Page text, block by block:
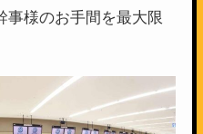
事様のお手間を最大限